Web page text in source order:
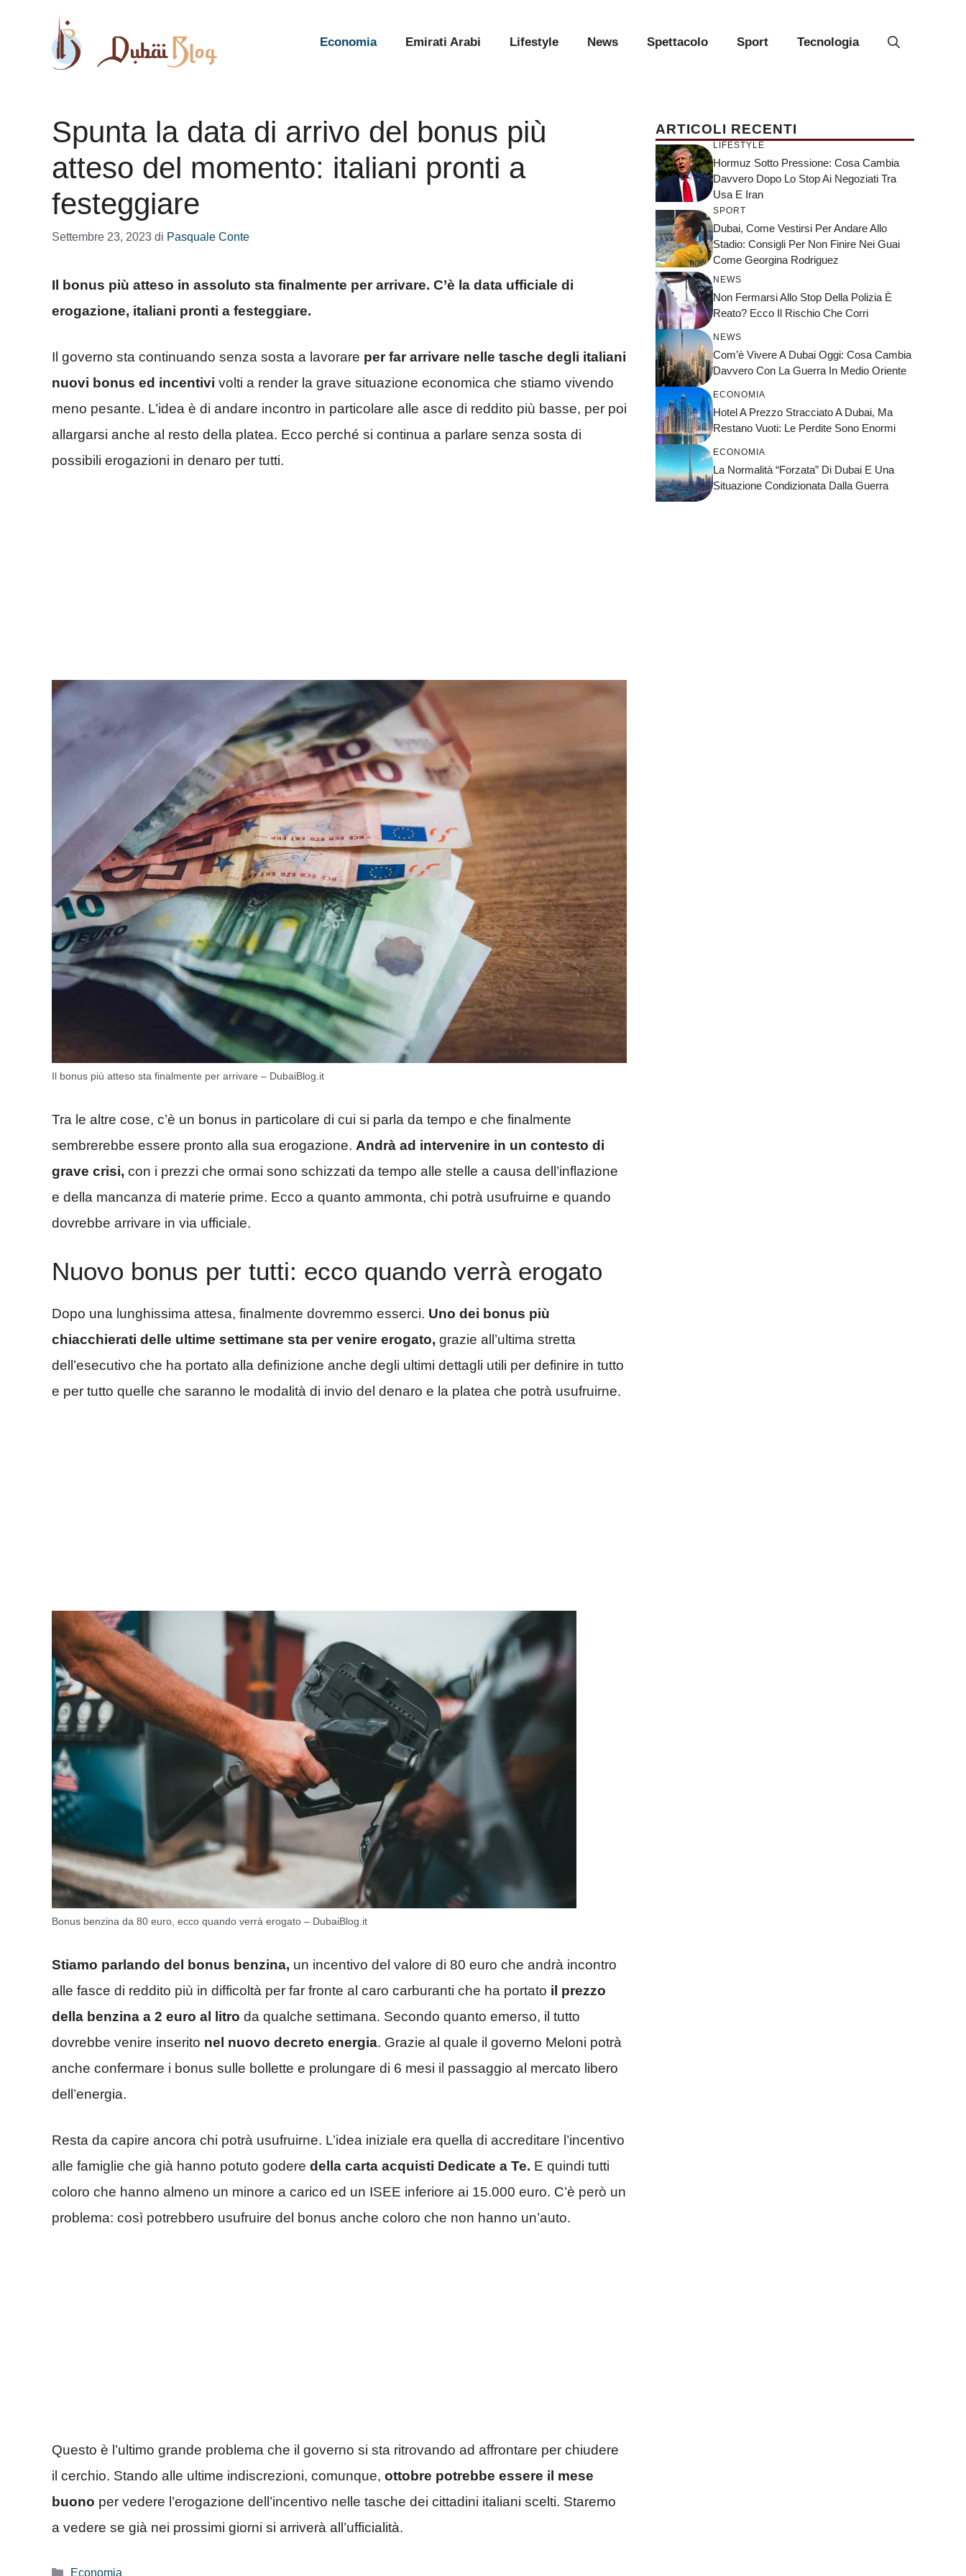
contenuto
Economia Emirati Arabi Lifestyle News Spettacolo Sport Tecnologia
Spunta la data di arrivo del bonus più
atteso del momento: italiani pronti a
festeggiare
Settembre 23, 2023 di Pasquale Conte
Il bonus più atteso in assoluto sta finalmente per arrivare. C’è la data ufficiale di
erogazione, italiani pronti a festeggiare.
Il governo sta continuando senza sosta a lavorare per far arrivare nelle tasche degli italiani
nuovi bonus ed incentivi volti a render la grave situazione economica che stiamo vivendo
meno pesante. L’idea è di andare incontro in particolare alle asce di reddito più basse, per poi
allargarsi anche al resto della platea. Ecco perché si continua a parlare senza sosta di
possibili erogazioni in denaro per tutti.
Il bonus più atteso sta finalmente per arrivare – DubaiBlog.it
Tra le altre cose, c’è un bonus in particolare di cui si parla da tempo e che finalmente
sembrerebbe essere pronto alla sua erogazione. Andrà ad intervenire in un contesto di
grave crisi, con i prezzi che ormai sono schizzati da tempo alle stelle a causa dell’inflazione
e della mancanza di materie prime. Ecco a quanto ammonta, chi potrà usufruirne e quando
dovrebbe arrivare in via ufficiale.
Nuovo bonus per tutti: ecco quando verrà erogato
Dopo una lunghissima attesa, finalmente dovremmo esserci. Uno dei bonus più
chiacchierati delle ultime settimane sta per venire erogato, grazie all’ultima stretta
dell’esecutivo che ha portato alla definizione anche degli ultimi dettagli utili per definire in tutto
e per tutto quelle che saranno le modalità di invio del denaro e la platea che potrà usufruirne.
Bonus benzina da 80 euro, ecco quando verrà erogato – DubaiBlog.it
Stiamo parlando del bonus benzina, un incentivo del valore di 80 euro che andrà incontro
alle fasce di reddito più in difficoltà per far fronte al caro carburanti che ha portato il prezzo
della benzina a 2 euro al litro da qualche settimana. Secondo quanto emerso, il tutto
dovrebbe venire inserito nel nuovo decreto energia. Grazie al quale il governo Meloni potrà
anche confermare i bonus sulle bollette e prolungare di 6 mesi il passaggio al mercato libero
dell’energia.
Resta da capire ancora chi potrà usufruirne. L’idea iniziale era quella di accreditare l’incentivo
alle famiglie che già hanno potuto godere della carta acquisti Dedicate a Te. E quindi tutti
coloro che hanno almeno un minore a carico ed un ISEE inferiore ai 15.000 euro. C’è però un
problema: così potrebbero usufruire del bonus anche coloro che non hanno un’auto.
Questo è l’ultimo grande problema che il governo si sta ritrovando ad affrontare per chiudere
il cerchio. Stando alle ultime indiscrezioni, comunque, ottobre potrebbe essere il mese
buono per vedere l’erogazione dell’incentivo nelle tasche dei cittadini italiani scelti. Staremo
a vedere se già nei prossimi giorni si arriverà all’ufficialità.
Categorie
Economia
ARTICOLI RECENTI
LIFESTYLE
Hormuz Sotto Pressione: Cosa Cambia
Davvero Dopo Lo Stop Ai Negoziati Tra
Usa E Iran
SPORT
Dubai, Come Vestirsi Per Andare Allo
Stadio: Consigli Per Non Finire Nei Guai
Come Georgina Rodriguez
NEWS
Non Fermarsi Allo Stop Della Polizia È
Reato? Ecco Il Rischio Che Corri
NEWS
Com’è Vivere A Dubai Oggi: Cosa Cambia
Davvero Con La Guerra In Medio Oriente
ECONOMIA
Hotel A Prezzo Stracciato A Dubai, Ma
Restano Vuoti: Le Perdite Sono Enormi
ECONOMIA
La Normalità “forzata” Di Dubai E Una
Situazione Condizionata Dalla Guerra